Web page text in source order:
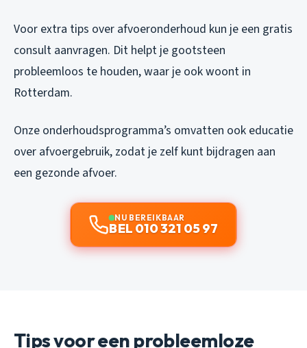
Voor extra tips over afvoeronderhoud kun je een gratis
consult aanvragen. Dit helpt je gootsteen
probleemloos te houden, waar je ook woont in
Rotterdam.
Onze onderhoudsprogramma’s omvatten ook educatie
over afvoergebruik, zodat je zelf kunt bijdragen aan
een gezonde afvoer.
NU BEREIKBAAR
BEL 010 321 05 97
Tips voor een probleemloze